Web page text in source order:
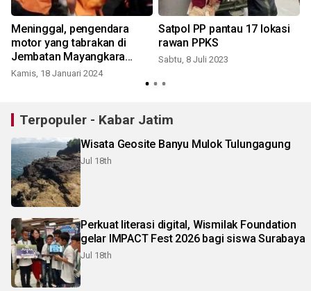
Meninggal, pengendara
motor yang tabrakan di
Jembatan Mayangkara
Surabaya
Kamis, 18 Januari 2024
Satpol PP pantau 17 lokasi
rawan PPKS
Sabtu, 8 Juli 2023
Terpopuler - Kabar Jatim
Wisata Geosite Banyu Mulok Tulungagung
Jul 18th
Perkuat literasi digital, Wismilak Foundation
gelar IMPACT Fest 2026 bagi siswa Surabaya
Jul 18th